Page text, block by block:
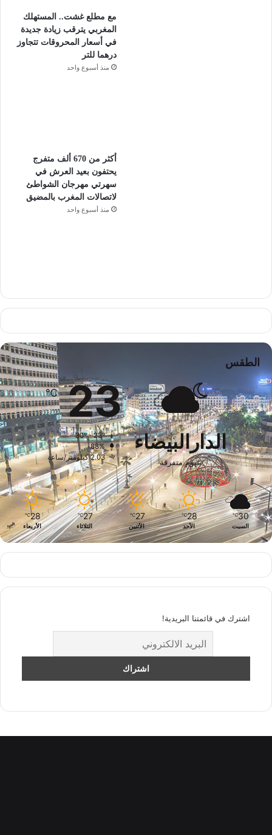
مع مطلع غشت.. المستهلك
المغربي يترقب زيادة جديدة
في أسعار المحروقات تتجاوز
درهما للتر
منذ أسبوع واحد
أكثر من 670 ألف متفرج
يحتفون بعيد العرش في
سهرتي مهرجان الشواطئ
لاتصالات المغرب بالمضيق
منذ أسبوع واحد
الطقس
الدارالبيضاء
غيوم متفرقة
23
℃
30º - 23º
88%
2.03 كيلومتر/ساعة
30
℃
السبت
28
℃
الأحد
27
℃
الأثنين
27
℃
الثلاثاء
28
℃
الأربعاء
اشترك في قائمتنا البريدية!